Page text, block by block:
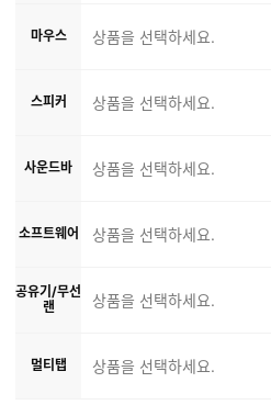
마우스 상품을 선택하세요.
스피커 상품을 선택하세요.
사운드바 상품을 선택하세요.
소프트웨어 상품을 선택하세요.
공유기/무선
랜
상품을 선택하세요.
멀티탭 상품을 선택하세요.